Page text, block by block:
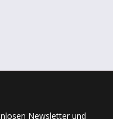
Newsletter und